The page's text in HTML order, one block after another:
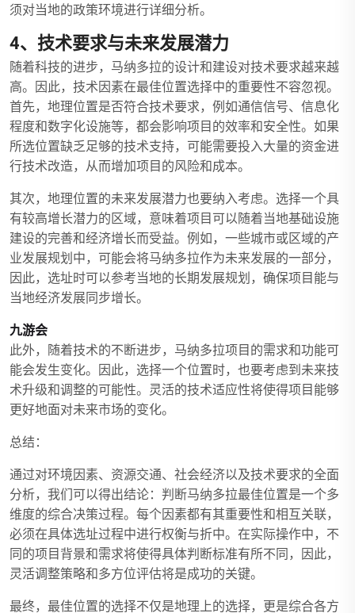
须对当地的政策环境进行详细分析。
4、技术要求与未来发展潜力
随着科技的进步，马纳多拉的设计和建设对技术要求越来越
高。因此，技术因素在最佳位置选择中的重要性不容忽视。
首先，地理位置是否符合技术要求，例如通信信号、信息化
程度和数字化设施等，都会影响项目的效率和安全性。如果
所选位置缺乏足够的技术支持，可能需要投入大量的资金进
行技术改造，从而增加项目的风险和成本。
其次，地理位置的未来发展潜力也要纳入考虑。选择一个具
有较高增长潜力的区域，意味着项目可以随着当地基础设施
建设的完善和经济增长而受益。例如，一些城市或区域的产
业发展规划中，可能会将马纳多拉作为未来发展的一部分，
因此，选址时可以参考当地的长期发展规划，确保项目能与
当地经济发展同步增长。
九游会
此外，随着技术的不断进步，马纳多拉项目的需求和功能可
能会发生变化。因此，选择一个位置时，也要考虑到未来技
术升级和调整的可能性。灵活的技术适应性将使得项目能够
更好地面对未来市场的变化。
总结：
通过对环境因素、资源交通、社会经济以及技术要求的全面
分析，我们可以得出结论：判断马纳多拉最佳位置是一个多
维度的综合决策过程。每个因素都有其重要性和相互关联，
必须在具体选址过程中进行权衡与折中。在实际操作中，不
同的项目背景和需求将使得具体判断标准有所不同，因此，
灵活调整策略和多方位评估将是成功的关键。
最终，最佳位置的选择不仅是地理上的选择，更是综合各方